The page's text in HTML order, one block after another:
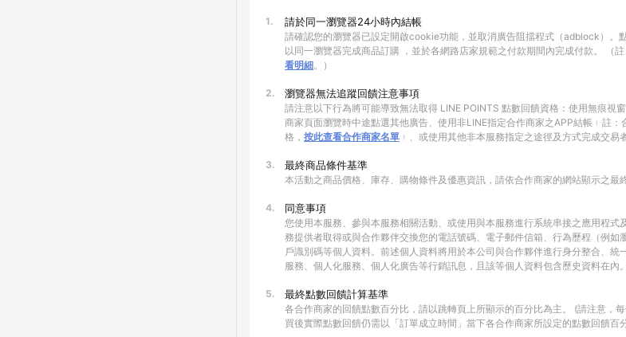
1. 請於同一瀏覽器24小時內結帳
請確認您的瀏覽器已設定開啟cookie功能，並取消廣告阻擋程式（adblock）。
以同一瀏覽器完成商品訂購 ，並於各網路店家規範之付款期間內完成付款。 （
看明細。）
2. 瀏覽器無法追蹤回饋注意事項
請注意以下行為將可能導致無法取得 LINE POINTS 點數回饋資格：使用無痕視
商家頁面瀏覽時中途點選其他廣告、使用非LINE指定合作商家之APP結帳﹙註
格， 按此查看合作商家名單 ﹚、或使用其他非本服務指定之途徑及方式完成交易者
3. 最終商品條件基準
本活動之商品價格、庫存、購物條件及優惠資訊，請依合作商家的網站顯示之最
4. 同意事項
您使用本服務、參與本服務相關活動、或使用與本服務進行系統串接之應用程式
務提供者取得或與合作夥伴交換您的電話號碼、電子郵件信箱、行為歷程（例如
戶識別碼等個人資料。前述個人資料將用於本公司與合作夥伴進行身分整合、統
服務、個人化服務、個人化廣告等行銷訊息，且該等個人資料包含歷史資料在內
5. 最終點數回饋計算基準
各合作商家的回饋點數百分比，請以跳轉頁上所顯示的百分比為主。 (請注意，
買後實際點數回饋仍需以「訂單成立時間」當下各合作商家所設定的點數回饋百